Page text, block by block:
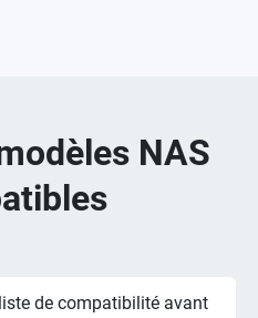
NAS
de compatibilité avant